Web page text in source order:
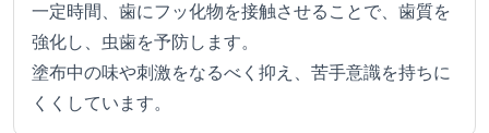
一定時間、歯にフッ化物を接触させることで、歯質を
強化し、虫歯を予防します。
塗布中の味や刺激をなるべく抑え、苦手意識を持ちに
くくしています。